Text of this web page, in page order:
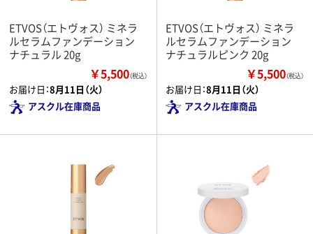
ETVOS（エトヴォス） ミネラ
ルセラムファンデーション
ナチュラル 20g
￥5,500（税込）
お届け日：8月11日（火）
アスクル在庫商品
ETVOS（エトヴォス） ミネラ
ルセラムファンデーション
ナチュラルピンク 20g
￥5,500（税込）
お届け日：8月11日（火）
アスクル在庫商品